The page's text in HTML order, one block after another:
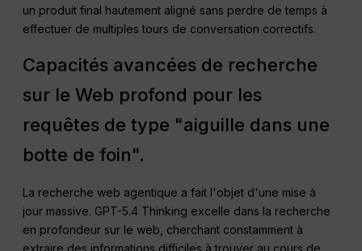
un produit final hautement aligné sans perdre de temps à
effectuer de multiples tours de conversation correctifs.
Capacités avancées de recherche
sur le Web profond pour les
requêtes de type "aiguille dans une
botte de foin".
La recherche web agentique a fait l'objet d'une mise à
jour massive. GPT-5.4 Thinking excelle dans la recherche
en profondeur sur le web, cherchant constamment à
extraire des informations difficiles à trouver au cours de